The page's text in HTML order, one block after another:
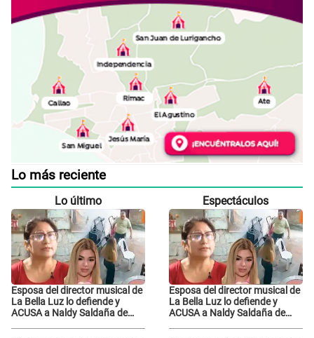
Lo más reciente
Lo último
Esposa del director musical de
La Bella Luz lo defiende y
ACUSA a Naldy Saldaña de
Espectáculos
Esposa del director musical de
La Bella Luz lo defiende y
ACUSA a Naldy Saldaña de